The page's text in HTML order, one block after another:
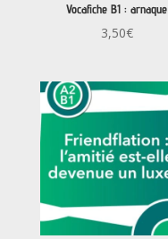
Vocafiche B1 : arnaque
3,50€